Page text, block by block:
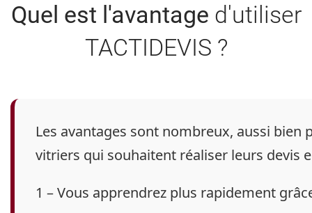
Quel est l'avantage d'utiliser
TACTIDEVIS ?
Les avantages sont nombreux, aussi bien
vitriers qui souhaitent réaliser leurs devis
1 – Vous apprendrez plus rapidement